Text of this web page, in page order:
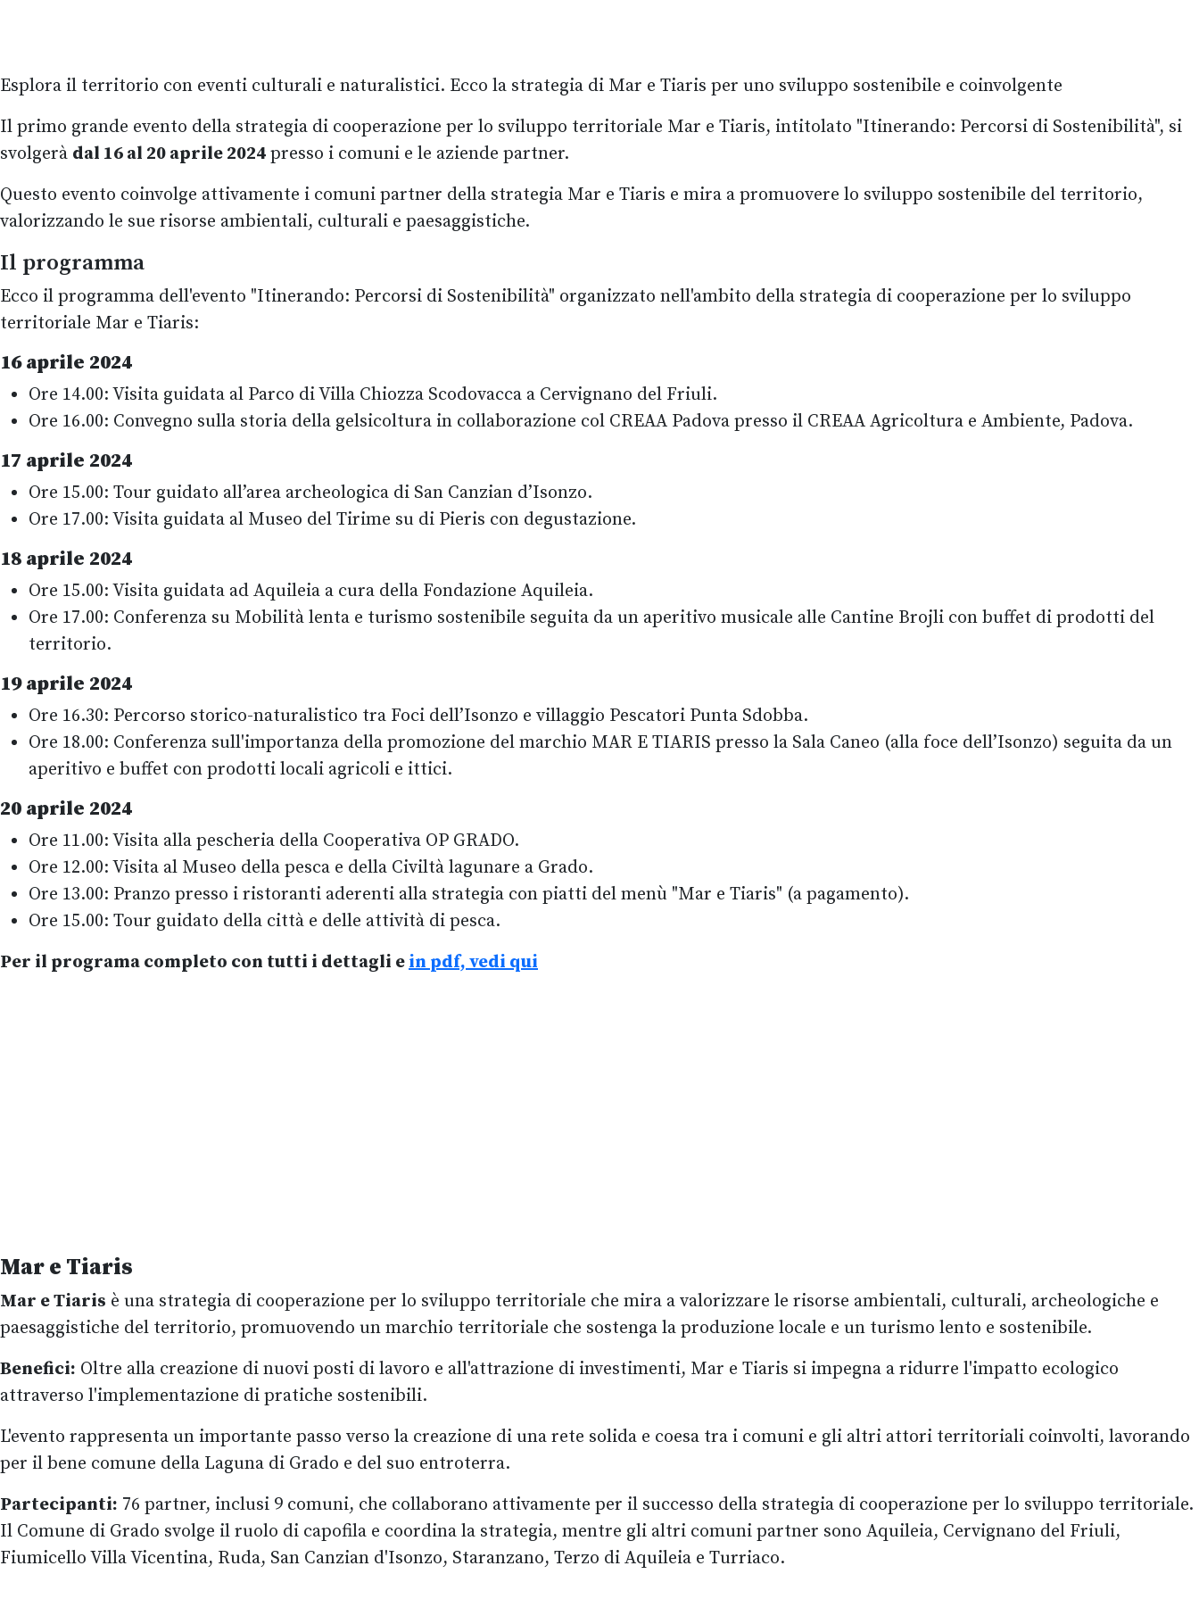
Esplora il territorio con eventi culturali e naturalistici. Ecco la strategia di Mar e Tiaris per uno sviluppo sostenibile e coinvolgente
Il primo grande evento della strategia di cooperazione per lo sviluppo territoriale Mar e Tiaris, intitolato "Itinerando: Percorsi di Sostenibilità", si
svolgerà dal 16 al 20 aprile 2024 presso i comuni e le aziende partner.
Questo evento coinvolge attivamente i comuni partner della strategia Mar e Tiaris e mira a promuovere lo sviluppo sostenibile del territorio,
valorizzando le sue risorse ambientali, culturali e paesaggistiche.
Il programma
Ecco il programma dell'evento "Itinerando: Percorsi di Sostenibilità" organizzato nell'ambito della strategia di cooperazione per lo sviluppo
territoriale Mar e Tiaris:
16 aprile 2024
Ore 14.00: Visita guidata al Parco di Villa Chiozza Scodovacca a Cervignano del Friuli.
Ore 16.00: Convegno sulla storia della gelsicoltura in collaborazione col CREAA Padova presso il CREAA Agricoltura e Ambiente, Padova.
17 aprile 2024
Ore 15.00: Tour guidato all’area archeologica di San Canzian d’Isonzo.
Ore 17.00: Visita guidata al Museo del Tirime su di Pieris con degustazione.
18 aprile 2024
Ore 15.00: Visita guidata ad Aquileia a cura della Fondazione Aquileia.
Ore 17.00: Conferenza su Mobilità lenta e turismo sostenibile seguita da un aperitivo musicale alle Cantine Brojli con buffet di prodotti del
territorio.
19 aprile 2024
Ore 16.30: Percorso storico-naturalistico tra Foci dell’Isonzo e villaggio Pescatori Punta Sdobba.
Ore 18.00: Conferenza sull'importanza della promozione del marchio MAR E TIARIS presso la Sala Caneo (alla foce dell’Isonzo) seguita da un
aperitivo e buffet con prodotti locali agricoli e ittici.
20 aprile 2024
Ore 11.00: Visita alla pescheria della Cooperativa OP GRADO.
Ore 12.00: Visita al Museo della pesca e della Civiltà lagunare a Grado.
Ore 13.00: Pranzo presso i ristoranti aderenti alla strategia con piatti del menù "Mar e Tiaris" (a pagamento).
Ore 15.00: Tour guidato della città e delle attività di pesca.
Per il programa completo con tutti i dettagli ein pdf, vedi qui
Mar e Tiaris
Mar e Tiaris è una strategia di cooperazione per lo sviluppo territoriale che mira a valorizzare le risorse ambientali, culturali, archeologiche e
paesaggistiche del territorio, promuovendo un marchio territoriale che sostenga la produzione locale e un turismo lento e sostenibile.
Benefici: Oltre alla creazione di nuovi posti di lavoro e all'attrazione di investimenti, Mar e Tiaris si impegna a ridurre l'impatto ecologico
attraverso l'implementazione di pratiche sostenibili.
L'evento rappresenta un importante passo verso la creazione di una rete solida e coesa tra i comuni e gli altri attori territoriali coinvolti, lavorando
per il bene comune della Laguna di Grado e del suo entroterra.
Partecipanti: 76 partner, inclusi 9 comuni, che collaborano attivamente per il successo della strategia di cooperazione per lo sviluppo territoriale.
Il Comune di Grado svolge il ruolo di capofila e coordina la strategia, mentre gli altri comuni partner sono Aquileia, Cervignano del Friuli,
Fiumicello Villa Vicentina, Ruda, San Canzian d'Isonzo, Staranzano, Terzo di Aquileia e Turriaco.